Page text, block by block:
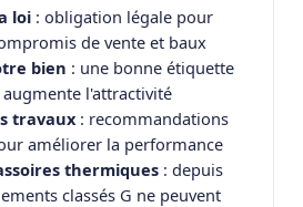
loi: obligation légale pour
de vente et baux
bien : une bonne étiquette
l'attractivité
travaux: recommandations
améliorer la performance
thermiques: depuis
classés G ne peuvent